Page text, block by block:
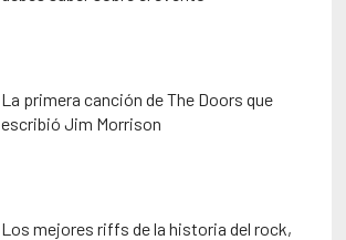
La primera canción de The Doors que
escribió Jim Morrison
Los mejores riffs de la historia del rock,